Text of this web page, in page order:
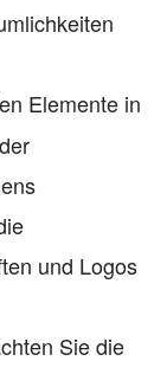
Elemente in
und Logos
Sie die